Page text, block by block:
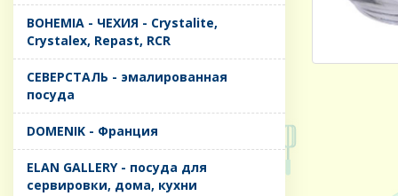
BOHEMIA - ЧЕХИЯ - Crystalite,
Crystalex, Repast, RCR
CЕВЕРСТАЛЬ - эмалированная
посуда
DOMENIK - Франция
ELAN GALLERY - посуда для
сервировки, дома, кухни